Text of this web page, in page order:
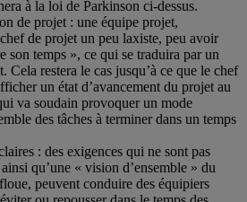
à la loi de Parkinson ci-dessus.
de projet : une équipe projet,
de projet un peu laxiste, peu avoir
son temps », ce qui se traduira par un
Cela restera le cas jusqu’à ce que le chef
un état d’avancement du projet au
va soudain provoquer un mode
des tâches à terminer dans un temps
: des exigences qui ne sont pas
qu’une « vision d’ensemble » du
peuvent conduire des équipiers